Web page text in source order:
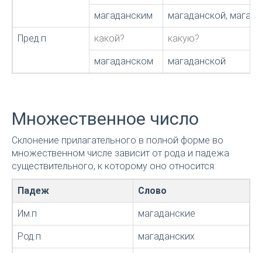
магаданским магаданской,
Пред.п какой? какую?
магаданском магаданской
Множественное число
Склонение прилагательного в полной форме во
множественном числе зависит от рода и падежа
существительного, к которому оно относится:
Падеж Слово
Им.п магаданские
Род.п магаданских